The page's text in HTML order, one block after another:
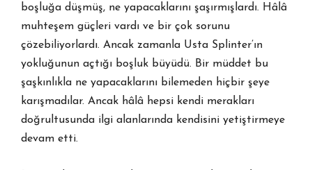
boşluğa düşmüş, ne yapacaklarını şaşırmışlardı. Hâlâ
muhteşem güçleri vardı ve bir çok sorunu
çözebiliyorlardı. Ancak zamanla Usta Splinter’ın
yokluğunun açtığı boşluk büyüdü. Bir müddet bu
şaşkınlıkla ne yapacaklarını bilemeden hiçbir şeye
karışmadılar. Ancak hâlâ hepsi kendi merakları
doğrultusunda ilgi alanlarında kendisini yetiştirmeye
devam etti.